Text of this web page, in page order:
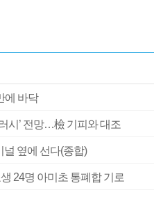
에 바닥
시’ 전망…檢 기피와 대조
옆에 선다(종합)
24명 아미초 통폐합 기로